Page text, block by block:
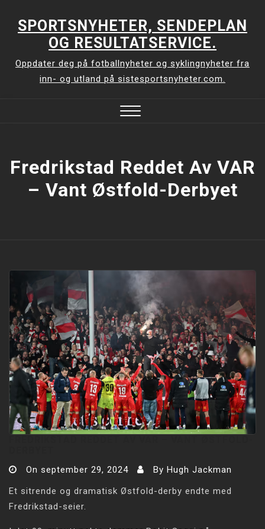
SPORTSNYHETER, SENDEPLAN
OG RESULTATSERVICE.
Oppdater deg på fotballnyheter og syklingnyheter fra
inn- og utland på sistesportsnyheter.com.
Fredrikstad Reddet Av VAR
– Vant Østfold-Derbyet
On september 29, 2024 By Hugh Jackman
Et sitrende og dramatisk Østfold-derby endte med
Fredrikstad-seier.